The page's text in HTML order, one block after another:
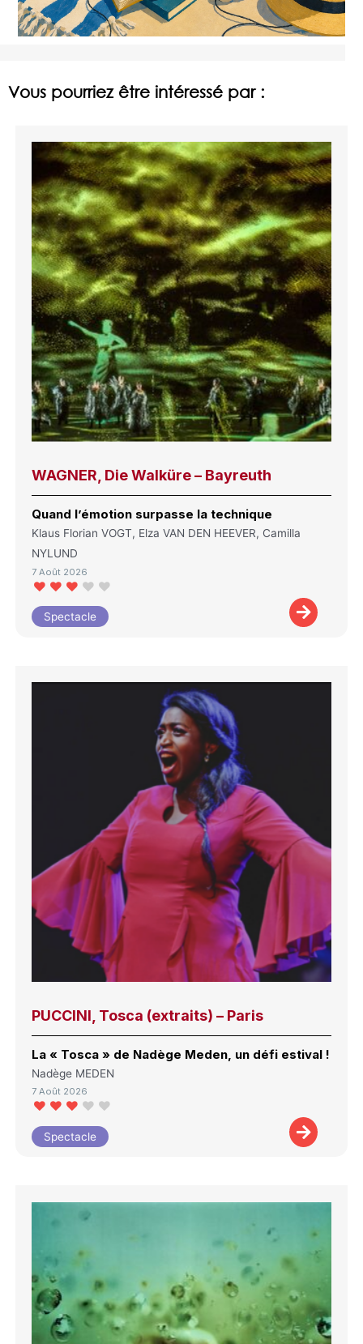
Vous pourriez être intéressé par :
WAGNER, Die Walküre – Bayreuth
Quand l’émotion surpasse la technique
Klaus Florian VOGT, Elza VAN DEN HEEVER, Camilla
NYLUND
7 Août 2026
Spectacle
PUCCINI, Tosca (extraits) – Paris
La « Tosca » de Nadège Meden, un défi estival !
Nadège MEDEN
7 Août 2026
Spectacle